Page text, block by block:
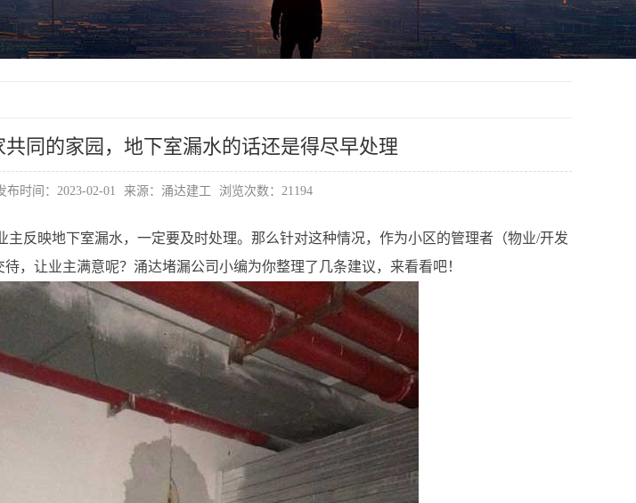
共同的家园，地下室漏水的话还是得尽早处理
布时间：2023-02-01 来源：涌达建工 浏览次数：21194
反映地下室漏水，一定要及时处理。那么针对这种情况，作为小区的管理者（物业/开发
，让业主满意呢？涌达堵漏公司小编为你整理了几条建议，来看看吧！